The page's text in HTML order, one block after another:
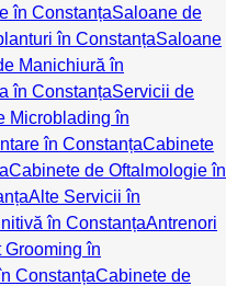
în ConstanțaSaloane de
în ConstanțaSaloane
Manichiură în
în ConstanțaServicii de
Microblading în
în ConstanțaCabinete
Cabinete de Oftalmologie în
Alte Servicii în
în ConstanțaAntrenori
Grooming în
ConstanțaCabinete de